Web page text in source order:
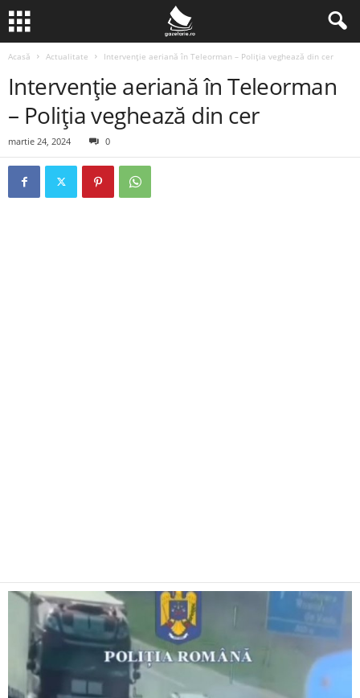
Acasă Actualitate Intervenție aeriană în Teleorman – Poliția veghează din cer
Intervenție aeriană în Teleorman
– Poliția veghează din cer
martie 24, 2024 0